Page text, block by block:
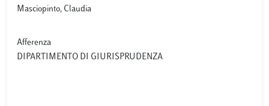
Masciopinto, Claudia
Afferenza
DIPARTIMENTO DI GIURISPRUDENZA